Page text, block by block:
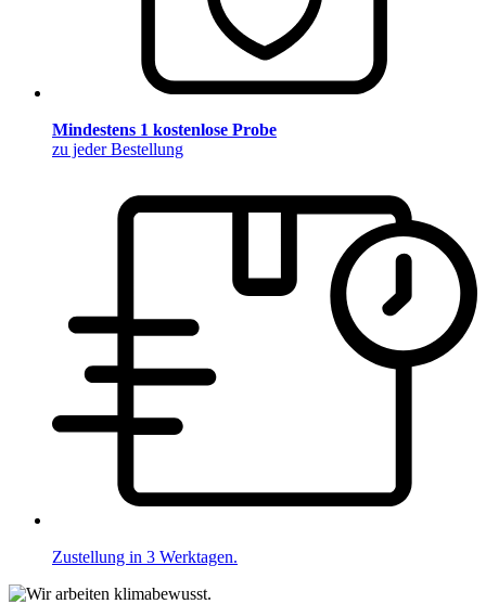
Mindestens 1 kostenlose Probe
zu jeder Bestellung
Zustellung in 3 Werktagen.